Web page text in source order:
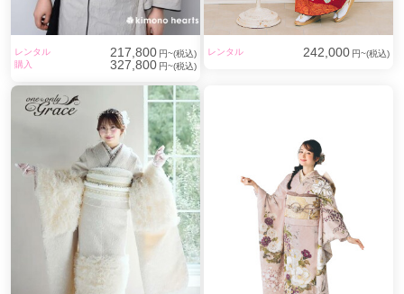
レンタル 217,800 円~(税込)
購入
327,800 円~(税込)
レンタル 242,000 円~(税込)